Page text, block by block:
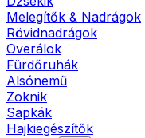
Melegítők & Nadrágok
Rövidnadrágok
Overálok
Fürdőruhák
Alsónemű
Zoknik
Sapkák
Hajkiegészítők